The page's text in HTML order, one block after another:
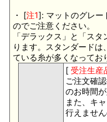
・ [注1]: マットのグレー
のでご注意ください。
「デラックス」と「ス
ります。スタンダード
ている糸が多くなってお
[ 受注生産
ご注文確
のお時間が
また、キ
行えませ